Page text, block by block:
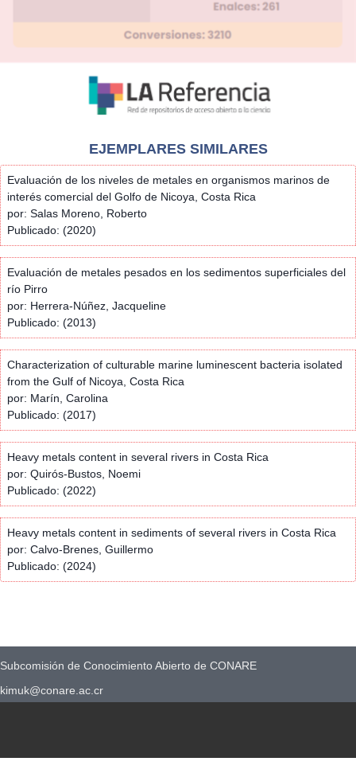
EJEMPLARES SIMILARES
Evaluación de los niveles de metales en organismos marinos de
interés comercial del Golfo de Nicoya, Costa Rica
por: Salas Moreno, Roberto
Publicado: (2020)
Evaluación de metales pesados en los sedimentos superficiales del
río Pirro
por: Herrera-Núñez, Jacqueline
Publicado: (2013)
Characterization of culturable marine luminescent bacteria isolated
from the Gulf of Nicoya, Costa Rica
por: Marín, Carolina
Publicado: (2017)
Heavy metals content in several rivers in Costa Rica
por: Quirós-Bustos, Noemi
Publicado: (2022)
Heavy metals content in sediments of several rivers in Costa Rica
por: Calvo-Brenes, Guillermo
Publicado: (2024)
Subcomisión de Conocimiento Abierto de CONARE
kimuk@conare.ac.cr